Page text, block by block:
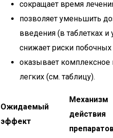
сокращает время
позволяет уменьшить
введения (в таблетках и
снижает риски побочных
оказывает комплексное
легких (см. таблицу).
Ожидаемый
эффект
Механизм
действия